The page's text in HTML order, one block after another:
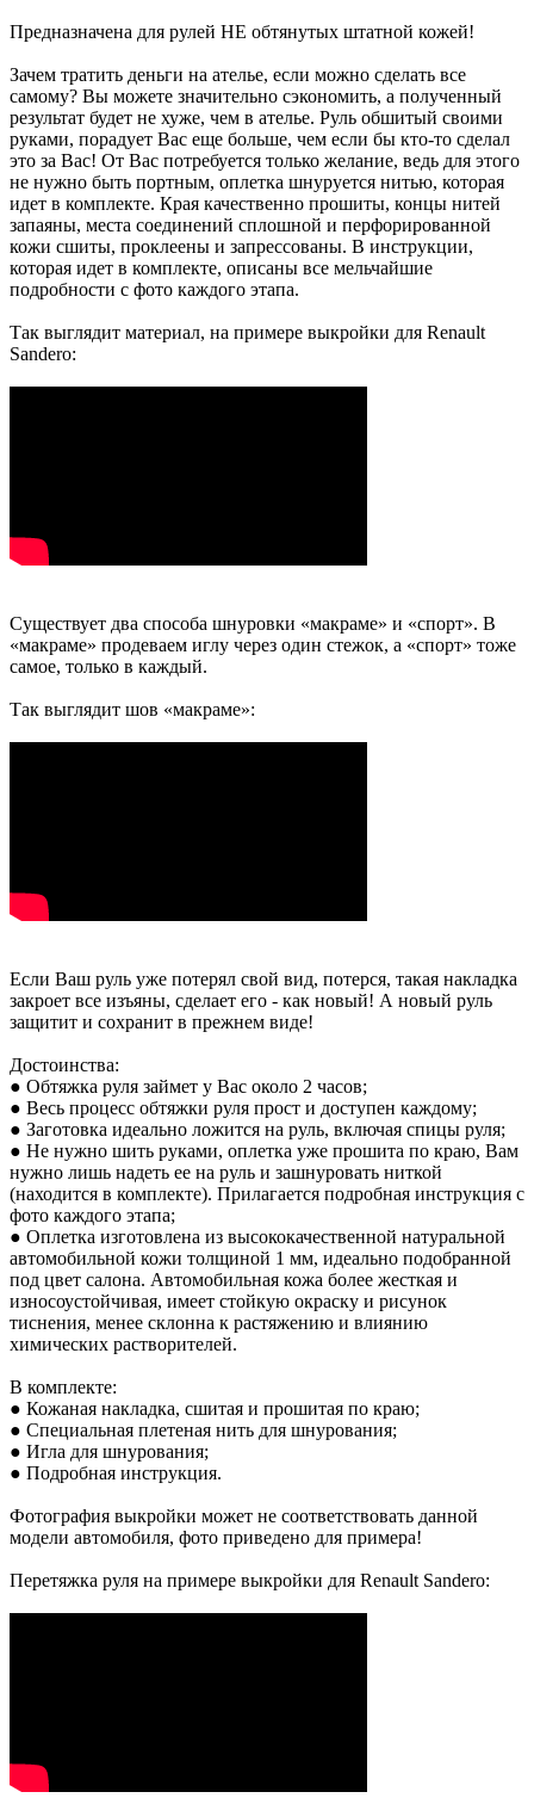
Предназначена для рулей НЕ обтянутых штатной кожей!
Зачем тратить деньги на ателье, если можно сделать все
самому? Вы можете значительно сэкономить, а полученный
результат будет не хуже, чем в ателье. Руль обшитый своими
руками, порадует Вас еще больше, чем если бы кто-то сделал
это за Вас! От Вас потребуется только желание, ведь для этого
не нужно быть портным, оплетка шнуруется нитью, которая
идет в комплекте. Края качественно прошиты, концы нитей
запаяны, места соединений сплошной и перфорированной
кожи сшиты, проклеены и запрессованы. В инструкции,
которая идет в комплекте, описаны все мельчайшие
подробности с фото каждого этапа.
Так выглядит материал, на примере выкройки для Renault
Sandero:
Существует два способа шнуровки «макраме» и «спорт». В
«макраме» продеваем иглу через один стежок, а «спорт» тоже
самое, только в каждый.
Так выглядит шов «макраме»:
Если Ваш руль уже потерял свой вид, потерся, такая накладка
закроет все изъяны, сделает его - как новый! А новый руль
защитит и сохранит в прежнем виде!
Достоинства:
● Обтяжка руля займет у Вас около 2 часов;
● Весь процесс обтяжки руля прост и доступен каждому;
● Заготовка идеально ложится на руль, включая спицы руля;
● Не нужно шить руками, оплетка уже прошита по краю, Вам
нужно лишь надеть ее на руль и зашнуровать ниткой
(находится в комплекте). Прилагается подробная инструкция с
фото каждого этапа;
● Оплетка изготовлена из высококачественной натуральной
автомобильной кожи толщиной 1 мм, идеально подобранной
под цвет салона. Автомобильная кожа более жесткая и
износоустойчивая, имеет стойкую окраску и рисунок
тиснения, менее склонна к растяжению и влиянию
химических растворителей.
В комплекте:
● Кожаная накладка, сшитая и прошитая по краю;
● Специальная плетеная нить для шнурования;
● Игла для шнурования;
● Подробная инструкция.
Фотография выкройки может не соответствовать данной
модели автомобиля, фото приведено для примера!
Перетяжка руля на примере выкройки для Renault Sandero: